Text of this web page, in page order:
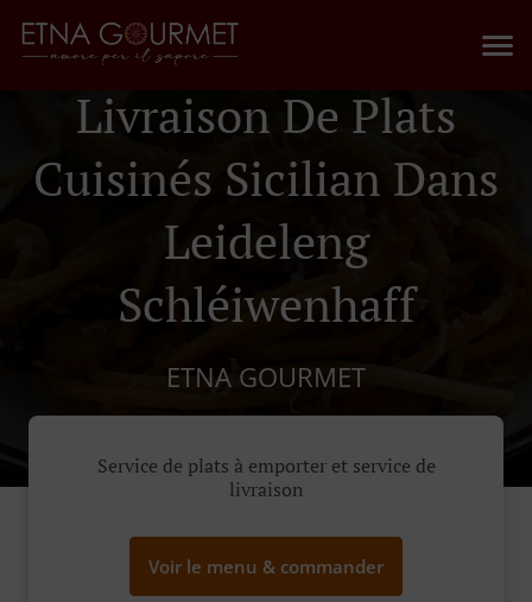
Livraison De Plats
Cuisinés Sicilian Dans
Leideleng
Schléiwenhaff
ETNA GOURMET
Service de plats à emporter et service de
livraison
Voir le menu & commander